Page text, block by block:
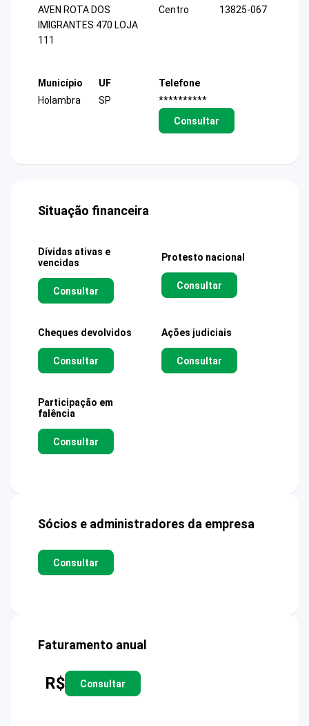
AVEN ROTA DOS
IMIGRANTES 470 LOJA
111
Centro
13825-067
Município
Holambra
UF
SP
Telefone
**********
Consultar
Situação financeira
Dívidas ativas e
vencidas
Consultar
Protesto nacional
Consultar
Cheques devolvidos
Consultar
Ações judiciais
Consultar
Participação em
falência
Consultar
Sócios e administradores da empresa
Consultar
Faturamento anual
R$ Consultar